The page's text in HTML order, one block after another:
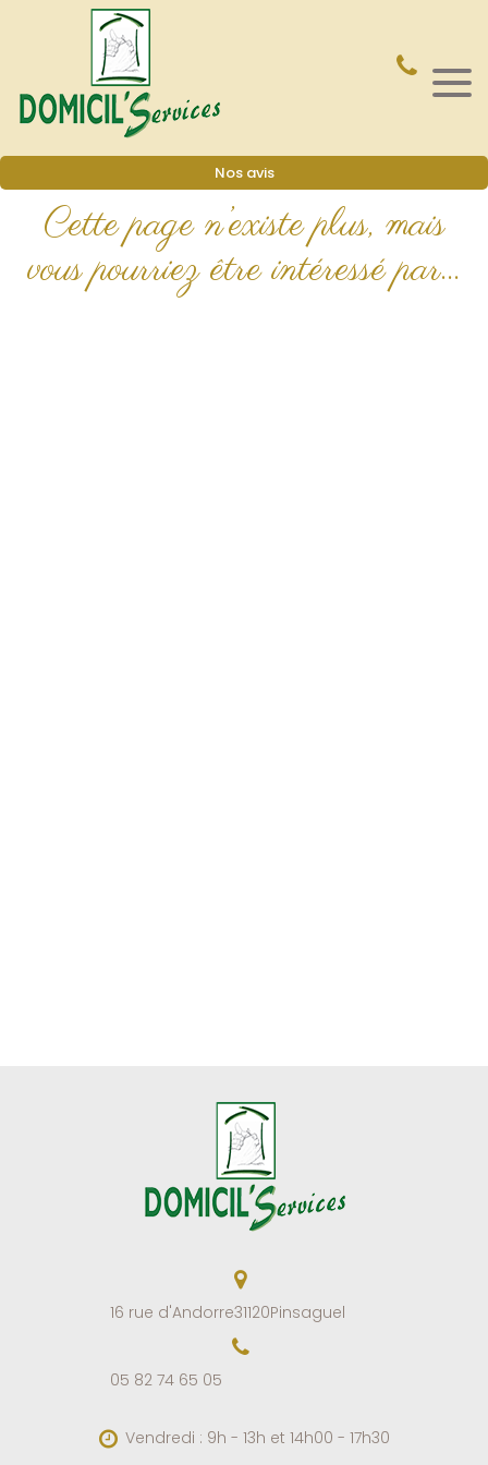
Nos avis
Cette page n’existe plus, mais
vouspourriez être intéressé par…
16 rue d'Andorre31120Pinsaguel
05 82 74 65 05
Vendredi : 9h - 13h et 14h00 - 17h30